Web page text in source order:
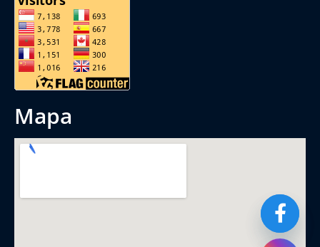
mapa